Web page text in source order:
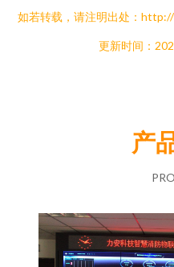
如若转载，请注明出处：
更新时间：
产